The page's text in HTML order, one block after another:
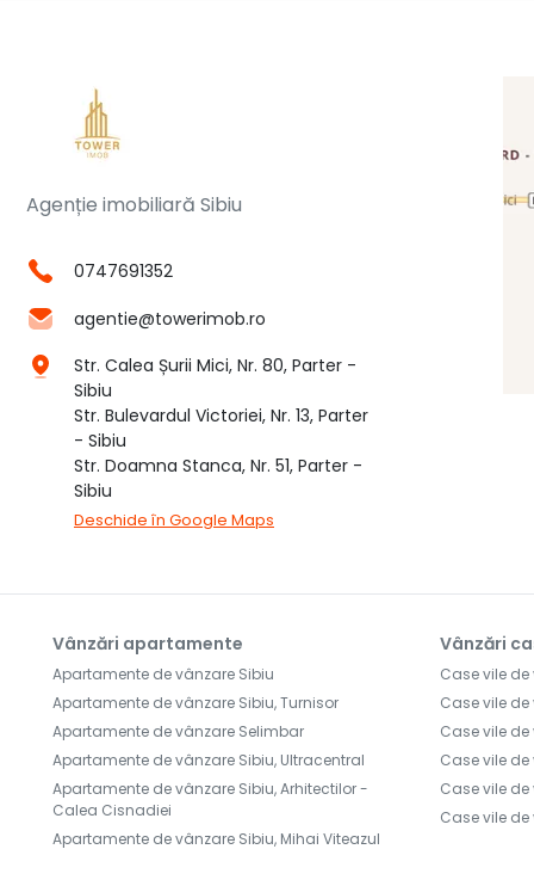
Agenție imobiliară Sibiu
0747691352
agentie@towerimob.ro
Str. Calea Șurii Mici, Nr. 80, Parter -
Sibiu
Str. Bulevardul Victoriei, Nr. 13, Parter
- Sibiu
Str. Doamna Stanca, Nr. 51, Parter -
Sibiu
Deschide în Google Maps
Vânzări apartamente
Apartamente de vânzare Sibiu
Apartamente de vânzare Sibiu, Turnisor
Apartamente de vânzare Selimbar
Apartamente de vânzare Sibiu, Ultracentral
Apartamente de vânzare Sibiu, Arhitectilor -
Calea Cisnadiei
Apartamente de vânzare Sibiu, Mihai Viteazul
Vânzări
Case vile
Case vile
Case vile de
Case vile
Case vile
Case vile